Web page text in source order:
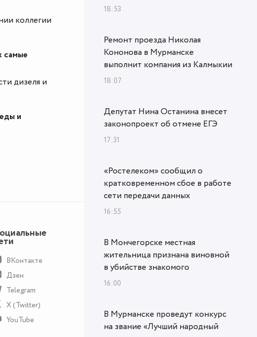
коллегии
самые
дизеля и
и
ВКонтакте
Дзен
Telegram
X (Twitter)
YouTube
18:53
Ремонт проезда Николая
Кононова в Мурманске
выполнит компания из Калмыкии
18:07
Депутат Нина Останина внесет
законопроект об отмене ЕГЭ
17:31
«Ростелеком» сообщил о
кратковременном сбое в работе
сети передачи данных
16:55
В Мончегорске местная
жительница признана виновной
в убийстве знакомого
16:00
В Мурманске проведут конкурс
на звание «Лучший народный